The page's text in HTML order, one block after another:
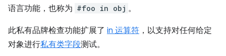
语言功能，也称为 #foo in obj 。
此私有品牌检查功能扩展了 in 运算符 ，以支持对任何给定
对象进行私有类字段测试。